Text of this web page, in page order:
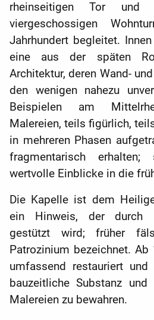
rheinseitigen Tor
viergeschossigen
Jahrhundert begleitet.
eine aus der späten
Architektur, deren Wand-
den wenigen nahezu
Beispielen am
Malereien, teils figürlich,
in mehreren Phasen
fragmentarisch
wertvolle Einblicke in die
Die Kapelle ist dem
ein Hinweis, der durch
gestützt wird; früher
Patrozinium bezeichnet.
umfassend restauriert
bauzeitliche Substanz
Malereien zu bewahren.